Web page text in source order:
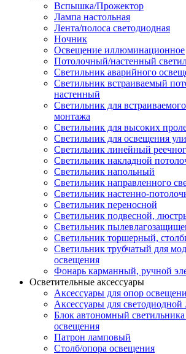
Вспышка/Прожектор
Лампа настольная
Лента/полоса светодиодная
Ночник
Освещение иллюминационное
Потолочный/настенный
Светильник аварийного
Светильник встраиваемый
настенный
Светильник для
монтажа
Светильник для высоких
Светильник для освещения
Светильник линейный
Светильник накладной
Светильник напольный
Светильник направленного
Светильник настенно-
Светильник переносной
Светильник подвесной,
Светильник
Светильник торшерный,
Светильник трубчатый для
освещения
Фонарь карманный, ручной
Осветительные аксессуары
Аксессуары для опор
Аксессуары для светодиодной
Блок автономный
освещения
Патрон ламповый
Столб/опора освещения